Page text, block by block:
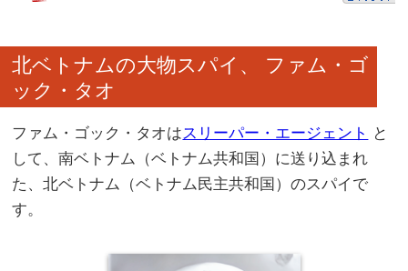
北ベトナムの大物スパイ、 ファム・ゴ
ック・タオ
ファム・ゴック・タオはスリーパー・エージェント
と
して、南ベトナム（ベトナム共和国）に送り込まれ
た、北ベトナム（ベトナム民主共和国）のスパイで
す。